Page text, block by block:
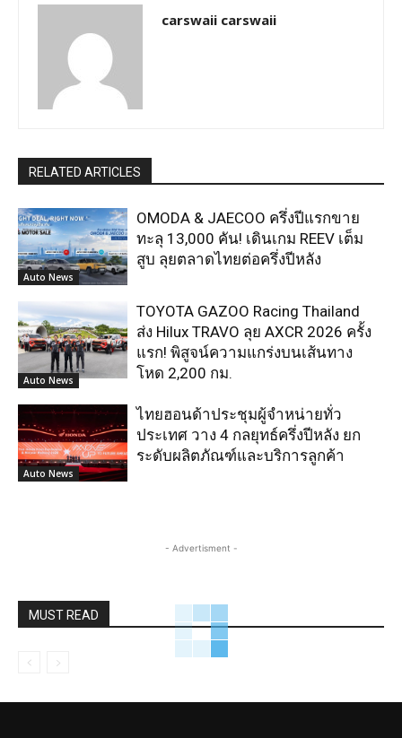
carswaii carswaii
RELATED ARTICLES
Auto News
OMODA & JAECOO ครึ่งปีแรกขาย
ทะลุ 13,000 คัน! เดินเกม REEV เต็ม
สูบ ลุยตลาดไทยต่อครึ่งปีหลัง
Auto News
TOYOTA GAZOO Racing Thailand
ส่ง Hilux TRAVO ลุย AXCR 2026 ครั้ง
แรก! พิสูจน์ความแกร่งบนเส้นทาง
โหด 2,200 กม.
Auto News
ไทยฮอนด้าประชุมผู้จำหน่ายทั่ว
ประเทศ วาง 4 กลยุทธ์ครึ่งปีหลัง ยก
ระดับผลิตภัณฑ์และบริการลูกค้า
- Advertisment -
MUST READ